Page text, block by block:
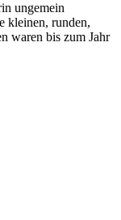
ungemein
kleinen, runden,
waren bis zum Jahr